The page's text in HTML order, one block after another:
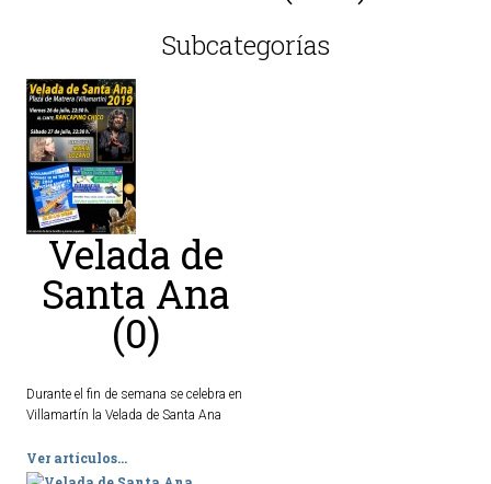
Corporación Municipal - Legislatura 2023-2027
Delegaciones Municipales
Teléfonos de contacto
Ordenanzas Municipales
Servicios Municipales
Accesibilidad
SERVICIOS
Deportes
Medio Ambiente
Subcategorías
Velada de
Santa Ana
(0)
Durante el fin de semana se celebra en
Villamartín la Velada de Santa Ana
Ver artículos...